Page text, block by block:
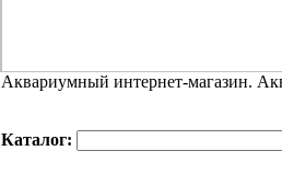
Аквариумный интернет-магазин.
Каталог: